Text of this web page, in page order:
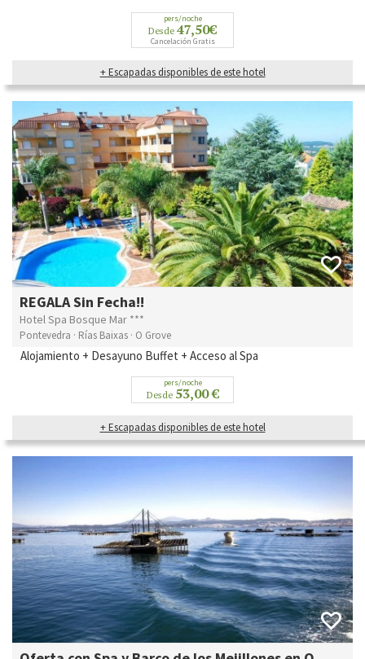
pers/noche
Desde 47,50€
Cancelación Gratis
+ Escapadas disponibles de este hotel
REGALA Sin Fecha!!
Hotel Spa Bosque Mar ***
Pontevedra · Rías Baixas · O Grove
Alojamiento + Desayuno Buffet + Acceso al Spa
pers/noche
Desde 53,00 €
+ Escapadas disponibles de este hotel